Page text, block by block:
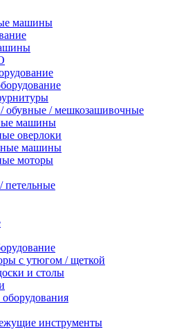
машины
обувные / мешкозашивочные
машины
оверлоки
машины
моторы
петельные
с утюгом / щеткой
и столы
инструменты